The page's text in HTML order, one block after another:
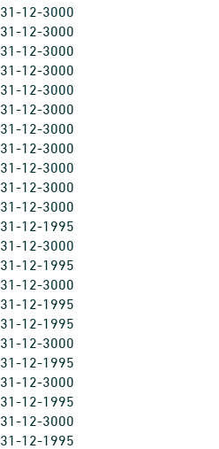
31-12-3000
31-12-3000
31-12-3000
31-12-3000
31-12-3000
31-12-3000
31-12-3000
31-12-3000
31-12-3000
31-12-3000
31-12-3000
31-12-1995
31-12-3000
31-12-1995
31-12-3000
31-12-1995
31-12-1995
31-12-3000
31-12-1995
31-12-3000
31-12-1995
31-12-3000
31-12-1995